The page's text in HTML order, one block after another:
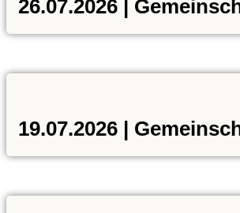
26.07.2026 |
19.07.2026 |